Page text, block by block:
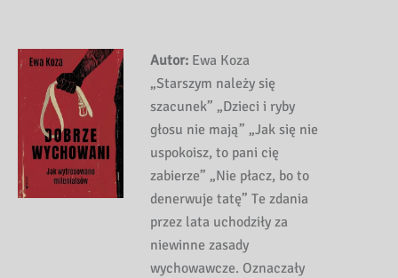
Autor: Ewa Koza
„Starszym należy się
szacunek” „Dzieci i ryby
głosu nie mają” „Jak się nie
uspokoisz, to pani cię
zabierze” „Nie płacz, bo to
denerwuje tatę” Te zdania
przez lata uchodziły za
niewinne zasady
wychowawcze. Oznaczały